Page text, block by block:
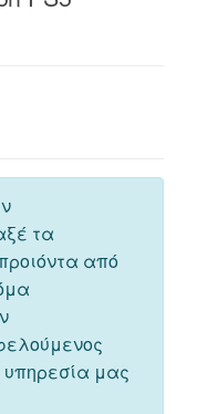
τα
από
μας